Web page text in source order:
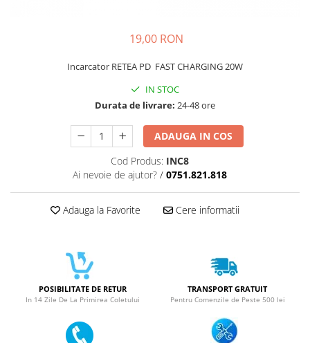
Ecrane Pentru IPHONE
SERIA 11
SERIA 16
19,00 RON
Incarcator RETEA PD FAST CHARGING 20W
IN STOC
Durata de livrare: 24-48 ore
ADAUGA IN COS
Cod Produs: INC8
Ai nevoie de ajutor? / 0751.821.818
Adauga la Favorite Cere informatii
POSIBILITATE DE RETUR
In 14 Zile De La Primirea Coletului
TRANSPORT GRATUIT
Pentru Comenzile de Peste 500 lei